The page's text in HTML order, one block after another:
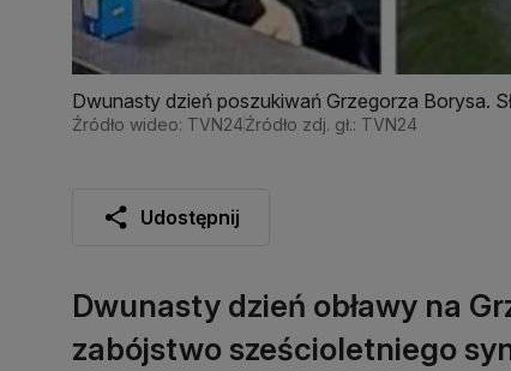
Dwunasty dzień poszukiwań Grzegorza Borysa.
Źródło wideo: TVN24Źródło zdj. gł.: TVN24
Udostępnij
Dwunasty dzień obławy na
zabójstwo sześcioletniego